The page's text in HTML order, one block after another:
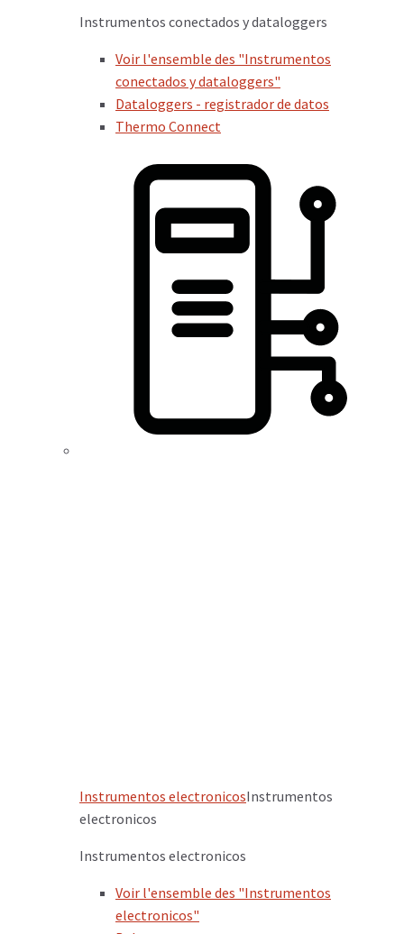
Instrumentos conectados y dataloggers
Voir l'ensemble des "Instrumentos
conectados y dataloggers"
Dataloggers - registrador de datos
Thermo Connect
Instrumentos electronicosInstrumentos
electronicos
Instrumentos electronicos
Voir l'ensemble des "Instrumentos
electronicos"